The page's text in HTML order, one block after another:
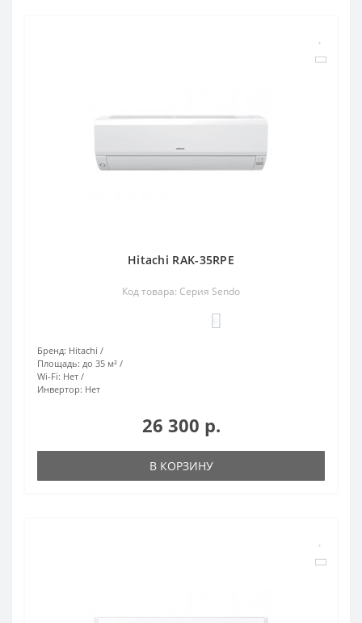
Hitachi RAK-35RPE
Код товара: Серия Sendo
Бренд: Hitachi
Площадь: до 35 м²
Wi-Fi: Нет
Инвертор: Нет
26 300 р.
В КОРЗИНУ